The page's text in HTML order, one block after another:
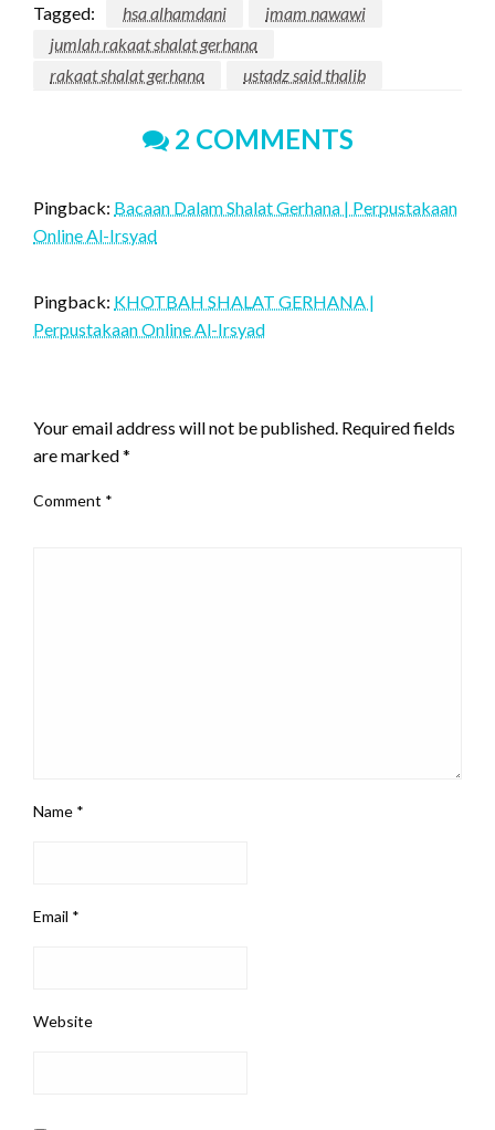
Tagged: hsa alhamdani
imam nawawi
jumlah rakaat shalat gerhana
rakaat shalat gerhana
ustadz said thalib
2 COMMENTS
Pingback: Bacaan Dalam Shalat Gerhana | Perpustakaan
Online Al-Irsyad
Pingback: KHOTBAH SHALAT GERHANA |
Perpustakaan Online Al-Irsyad
Your email address will not be published. Required fields
are marked*
Comment *
Name *
Email *
Website